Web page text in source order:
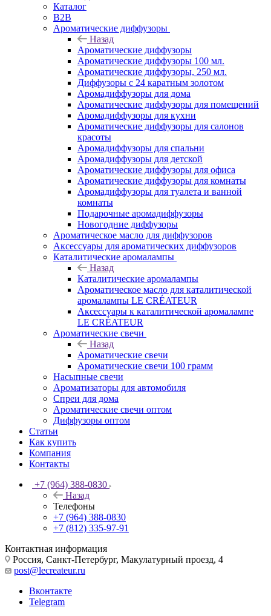
Каталог
B2B
Ароматические диффузоры
Назад
Ароматические диффузоры
Ароматические диффузоры 100 мл.
Ароматические диффузоры, 250 мл.
Диффузоры с 24 каратным золотом
Аромадиффузоры для дома
Ароматические диффузоры для помещений
Аромадиффузоры для кухни
Ароматические диффузоры для салонов
красоты
Аромадиффузоры для спальни
Аромадиффузоры для детской
Ароматические диффузоры для офиса
Ароматические диффузоры для комнаты
Аромадиффузоры для туалета и ванной
комнаты
Подарочные аромадиффузоры
Новогодние диффузоры
Ароматическое масло для диффузоров
Аксессуары для ароматических диффузоров
Каталитические аромалампы
Назад
Каталитические аромалампы
Ароматическое масло для каталитической
аромалампы LE CRÉATEUR
Аксессуары к каталитической аромалампе
LE CRÉATEUR
Ароматические свечи
Назад
Ароматические свечи
Ароматические свечи 100 грамм
Насыпные свечи
Ароматизаторы для автомобиля
Спреи для дома
Ароматические свечи оптом
Диффузоры оптом
Статьи
Как купить
Компания
Контакты
+7 (964) 388-0830
Назад
Телефоны
+7 (964) 388-0830
+7 (812) 335-97-91
Контактная информация
Россия, Санкт-Петербург, Макулатурный проезд, 4
post@lecreateur.ru
Вконтакте
Telegram